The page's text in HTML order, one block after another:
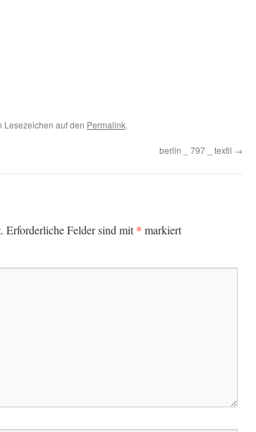
Lesezeichen auf den Permalink.
berlin _ 797 _ textil →
Erforderliche Felder sind mit* markiert